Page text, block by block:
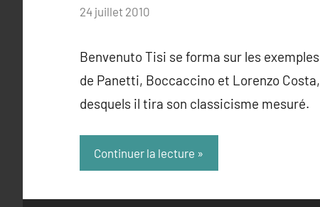
par
24 juillet 2010
Benvenuto Tisi se forma sur les exemples
de Panetti, Boccaccino et Lorenzo Costa,
desquels il tira son classicisme mesuré.
Continuer la lecture